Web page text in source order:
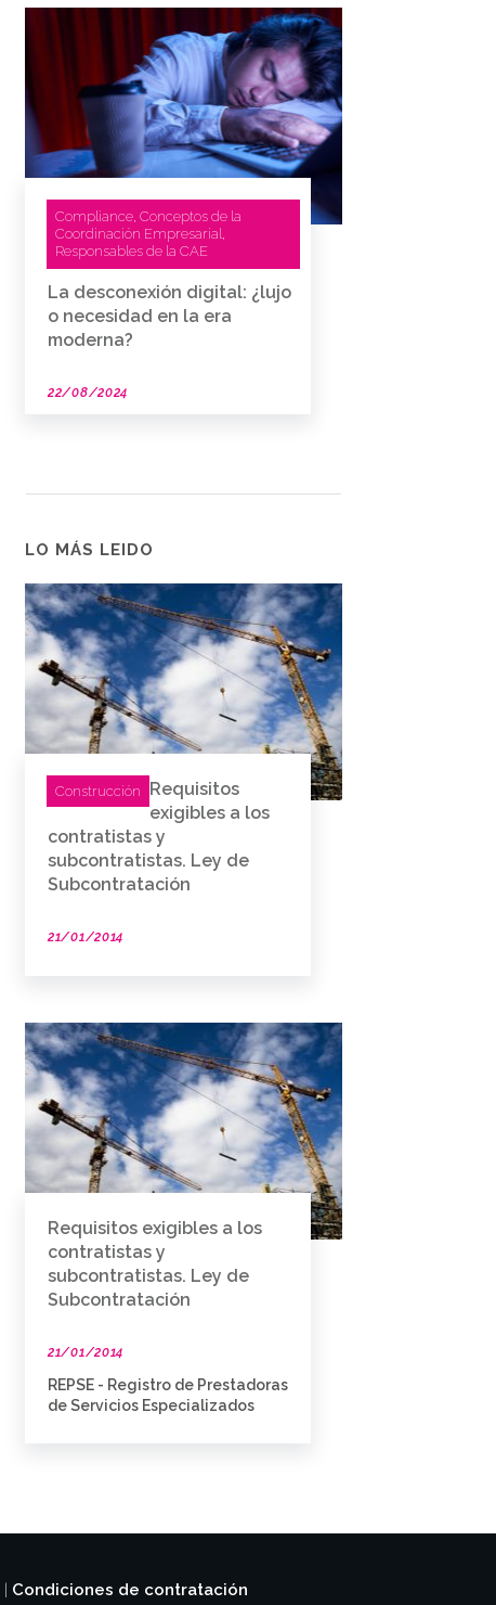
Compliance Conceptos de la
Coordinación Empresarial
Responsables de la CAE
La desconexión digital: ¿lujo
o necesidad en la era
moderna?
22/08/2024
LO MÁS LEIDO
Construcción
Requisitos
exigibles a los
contratistas y
subcontratistas. Ley de
Subcontratación
21/01/2014
Requisitos exigibles a los
contratistas y
subcontratistas. Ley de
Subcontratación
21/01/2014
REPSE - Registro de Prestadoras
de Servicios Especializados
Condiciones de contratación